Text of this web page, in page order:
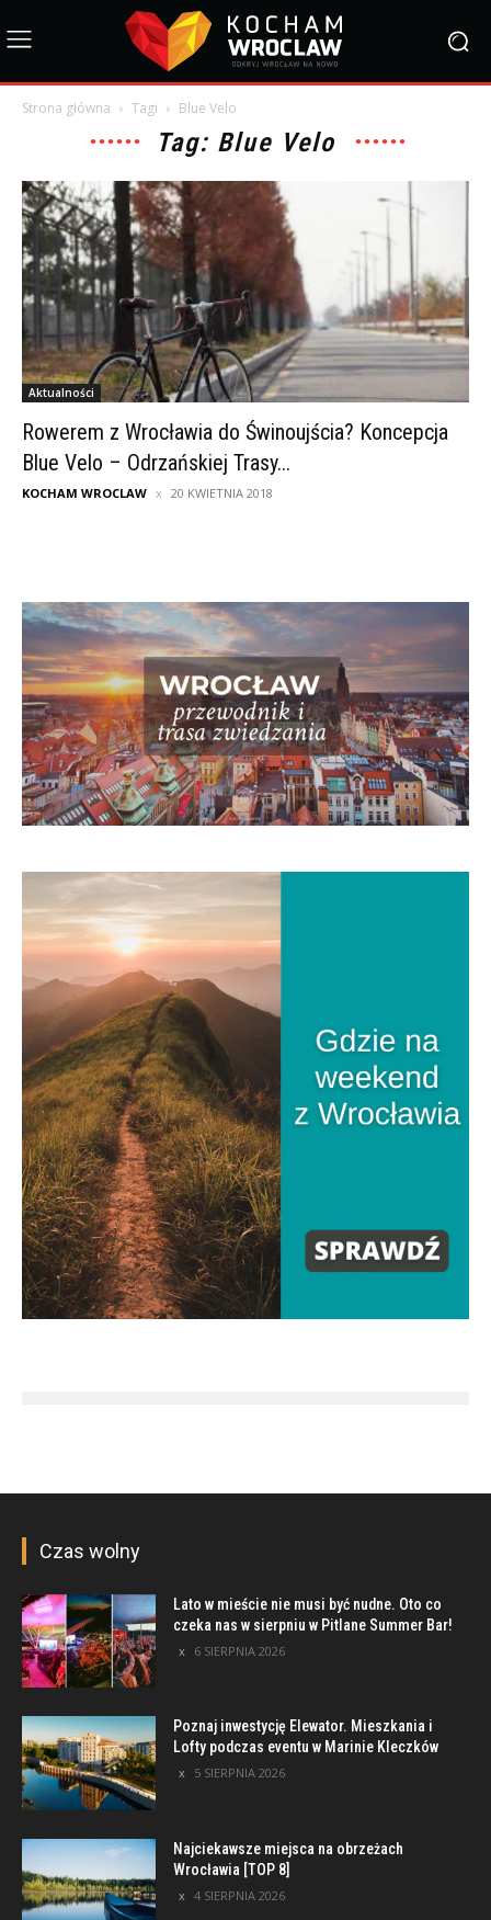
Strona główna Tagi Blue Velo
Tag: Blue Velo
Aktualności
Rowerem z Wrocławia do Świnoujścia? Koncepcja
Blue Velo – Odrzańskiej Trasy...
KOCHAM WROCLAW 20 KWIETNIA 2018
Czas wolny
Lato w mieście nie musi być nudne. Oto co
czeka nas w sierpniu w Pitlane Summer Bar!
6 SIERPNIA 2026
Poznaj inwestycję Elewator. Mieszkania i
Lofty podczas eventu w Marinie Kleczków
5 SIERPNIA 2026
Najciekawsze miejsca na obrzeżach
Wrocławia [TOP 8]
4 SIERPNIA 2026